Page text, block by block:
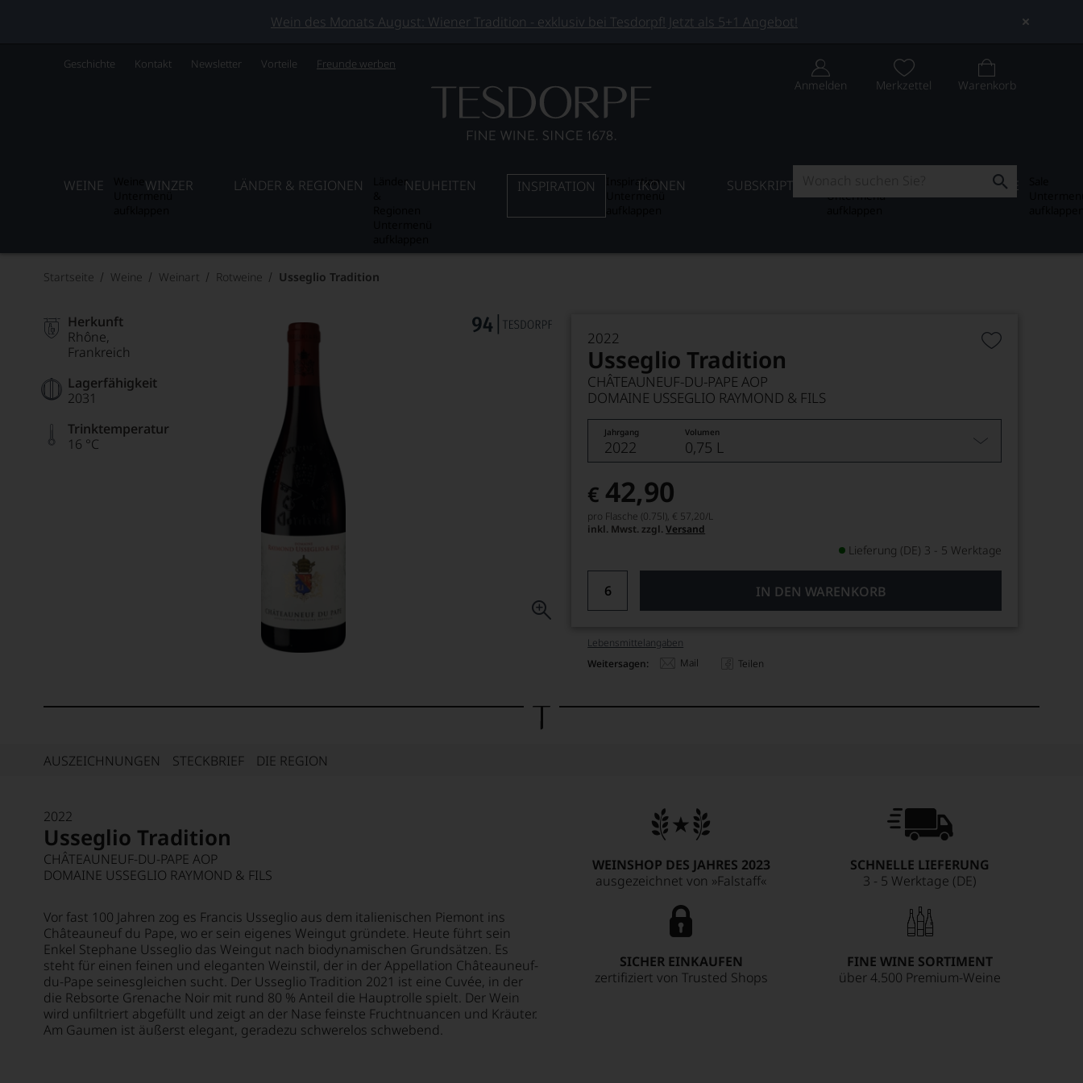
Wein des Monats August: Wiener Tradition - exklusiv bei Tesdorpf! Jetzt als 5+1 Angebot!
Geschichte Kontakt Newsletter Vorteile Freunde werben
Anmelden Merkzettel Warenkorb
WEINE WINZER LÄNDER & REGIONEN
LänderNEUHEITEN INSPIRATION
InspirationIKONEN SUBSKRIPTION
Untermenü
SALE
Startseite Weine Weinart Rotweine Usseglio Tradition
Herkunft
Rhône
Frankreich
Lagerfähigkeit
2031
Trinktemperatur
16 °C
2022
Usseglio Tradition
CHÂTEAUNEUF-DU-PAPE AOP
DOMAINE USSEGLIO RAYMOND & FILS
Jahrgang Volumen
2022 0,75 L
€ 42,90
pro Flasche (0.75l), € 57,20/L
inkl. Mwst. zzgl.Versand
Lieferung (DE) 3 - 5 Werktage
IN DEN WARENKORB
Lebensmittel­angaben
Weitersagen:
Mail Teilen
AUSZEICHNUNGEN STECKBRIEF DIE REGION
2022
Usseglio Tradition
CHÂTEAUNEUF-DU-PAPE AOP
DOMAINE USSEGLIO RAYMOND & FILS
Vor fast 100 Jahren zog es Francis Usseglio aus dem italienischen Piemont ins
Châteauneuf du Pape, wo er sein eigenes Weingut gründete. Heute führt sein
Enkel Stephane Usseglio das Weingut nach biodynamischen Grundsätzen. Es
steht für einen feinen und eleganten Weinstil, der in der Appellation Châteauneuf-
du-Pape seinesgleichen sucht. Der Usseglio Tradition 2021 ist eine Cuvée, in der
die Rebsorte Grenache Noir mit rund 80 % Anteil die Hauptrolle spielt. Der Wein
wird unfiltriert abgefüllt und zeigt an der Nase feinste Fruchtnuancen und Kräuter.
Am Gaumen ist äußerst elegant, geradezu schwerelos schwebend.
WEINSHOP DES JAHRES 2023
ausgezeichnet von »Falstaff«
SCHNELLE LIEFERUNG
3 - 5 Werktage (DE)
SICHER EINKAUFEN
zertifiziert von Trusted Shops
FINE WINE SORTIMENT
über 4.500 Premium-Weine